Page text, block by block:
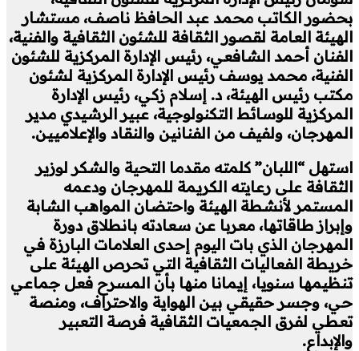
بحضور الكاتب محمد عبد الحافظ ناصف، مستشار
الهيئة العامة لقصور الثقافة للشئون الثقافية والفنية،
الفنان أحمد الشافعي، رئيس الإدارة المركزية للشئون
الفنية، محمد يوسف رئيس الإدارة المركزية لشئون
مكتب رئيس الهيئة، د. إسلام زكي، رئيس الإدارة
المركزية للوسائط التكنولوجية، عبير الرشيدي مدير
المهرجان، ولفيف من الفنانين والنقاد والإعلاميين.
استهل “اللبان” كلمته مقدما التحية والشكر لوزير
الثقافة على رعايته الكريمة للمهرجان ودعمه
المستمر لأنشطة الهيئة واحتضان المواهب الشابة
وإبراز طاقاتها، معربا عن سعادته بانطلاق دورة
المهرجان الذي بات اليوم إحدى العلامات البارزة في
خريطة الفعاليات الثقافية التي تحرص الهيئة على
تنظيمها سنويا، إيمانا منها بأن المسرح فعل جماعي
حي، وجسر حقيقي بين الهواية والاحتراف، ومنصة
تعطي لفرق الجمعيات الثقافية فرصة التعبير
والإبداع.